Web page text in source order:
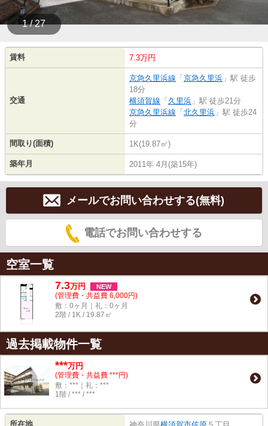
1 / 27
賃料 7.3万円
交通
京急久里浜線 「 京急久里浜 」駅 徒歩
18分
横須賀線 「 久里浜 」駅 徒歩21分
京急久里浜線 「 北久里浜 」駅 徒歩24
分
間取り(面積) 1K(19.87㎡)
築年月 2011年 4月(築15年)
メールでお問い合わせする(無料)
電話でお問い合わせする
空室一覧
7.3万円 NEW
(管理費・共益費 6,000円)
敷：0ヶ月｜礼：0ヶ月
2階 / 1K / 19.87㎡
過去掲載物件一覧
***万円
(管理費・共益費 ***円)
敷：***｜礼：***
1階 / *** / ***
所在地